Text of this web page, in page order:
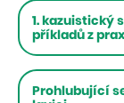
1. kazuistický
příkladů z
Prohlubující